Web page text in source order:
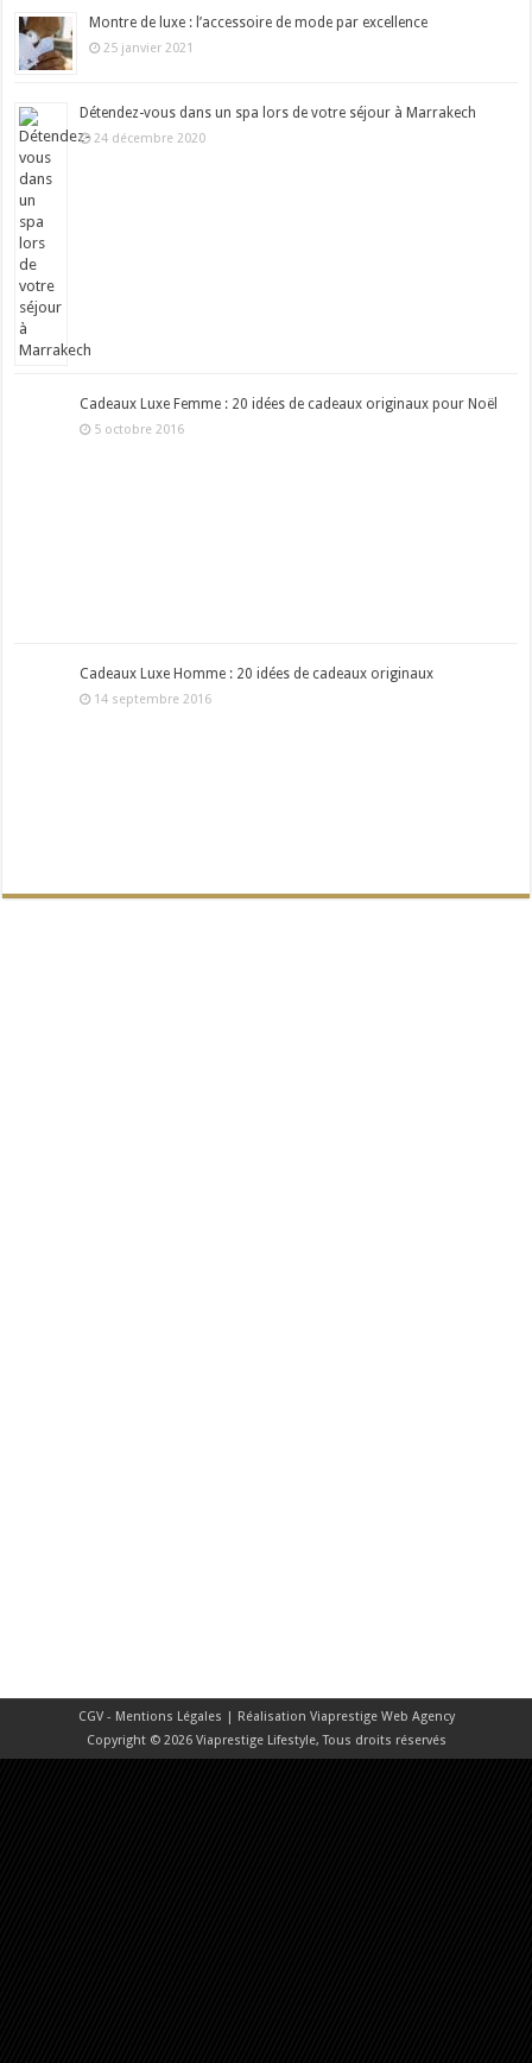
Montre de luxe : l’accessoire de mode par excellence
25 janvier 2021
Détendez-vous dans un spa lors de votre séjour à Marrakech
24 décembre 2020
Cadeaux Luxe Femme : 20 idées de cadeaux originaux pour Noël
5 octobre 2016
Cadeaux Luxe Homme : 20 idées de cadeaux originaux
14 septembre 2016
CGV - Mentions Légales | Réalisation Viaprestige Web Agency
Copyright © 2026 Viaprestige Lifestyle, Tous droits réservés